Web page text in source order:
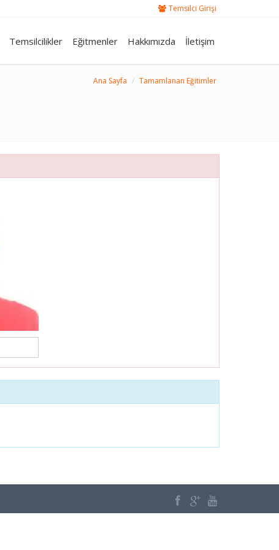
Temsilci Girişi
Temsilcilikler Eğitmenler Hakkımızda İletişim
Ana Sayfa Tamamlanan Eğitimler